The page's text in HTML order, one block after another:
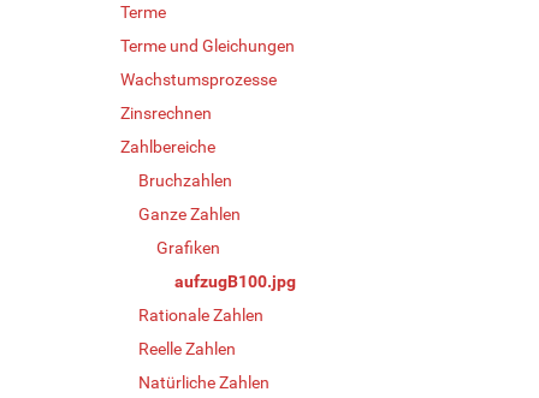
Terme
Terme und Gleichungen
Wachstumsprozesse
Zinsrechnen
Zahlbereiche
Bruchzahlen
Ganze Zahlen
Grafiken
aufzugB100.jpg
Rationale Zahlen
Reelle Zahlen
Natürliche Zahlen